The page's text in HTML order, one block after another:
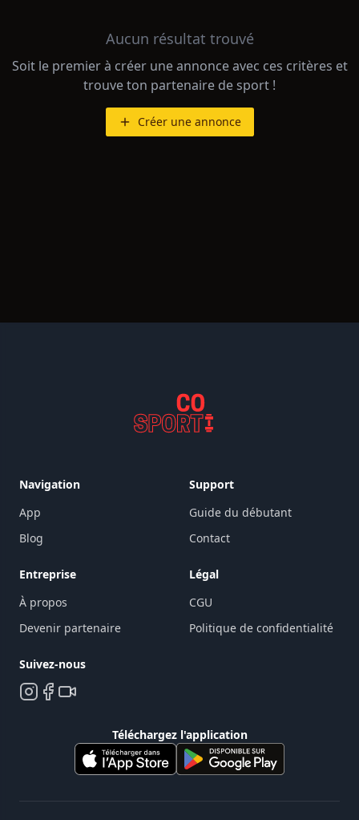
Aucun résultat trouvé
Soit le premier à créer une annonce avec ces critères et
trouve ton partenaire de sport !
Créer une annonce
Navigation
App
Blog
Support
Guide du débutant
Contact
Entreprise
À propos
Devenir partenaire
Légal
CGU
Politique de confidentialité
Suivez-nous
Téléchargez l'application